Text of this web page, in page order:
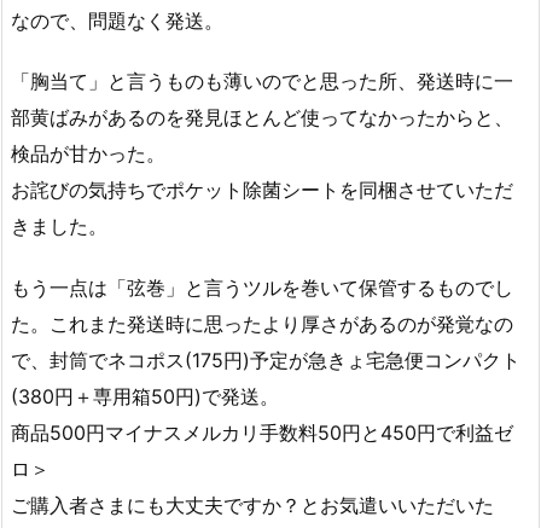
なので、問題なく発送。
「胸当て」と言うものも薄いのでと思った所、発送時に一
部黄ばみがあるのを発見ほとんど使ってなかったからと、
検品が甘かった。
お詫びの気持ちでポケット除菌シートを同梱させていただ
きました。
もう一点は「弦巻」と言うツルを巻いて保管するものでし
た。これまた発送時に思ったより厚さがあるのが発覚なの
で、封筒でネコポス(175円)予定が急きょ宅急便コンパクト
(380円＋専用箱50円)で発送。
商品500円マイナスメルカリ手数料50円と450円で利益ゼ
ロ＞
ご購入者さまにも大丈夫ですか？とお気遣いいただいた